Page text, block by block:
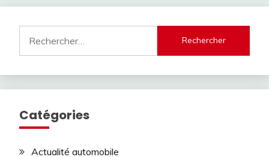
Catégories
Actualité automobile